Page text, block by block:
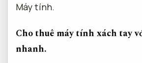
Máy tính.
Cho thuê máy tính xách tay
nhanh.